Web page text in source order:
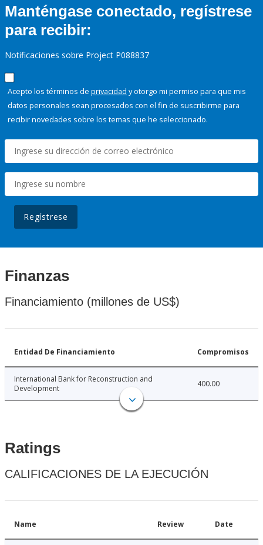
Manténgase conectado, regístrese
para recibir:
Notificaciones sobre Project P088837
Acepto los términos de privacidad y otorgo mi permiso para que mis
datos personales sean procesados con el fin de suscribirme para
recibir novedades sobre los temas que he seleccionado.
Regístrese
Finanzas
Financiamiento (millones de US$)
Entidad De Financiamiento Compromisos
International Bank for Reconstruction and
Development
400.00
Ratings
CALIFICACIONES DE LA EJECUCIÓN
Name Review Date